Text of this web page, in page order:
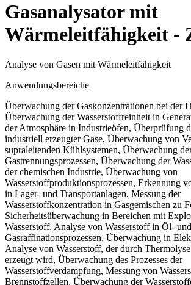
Gasanalysator mit
Wärmeleitfähigkeit -
Analyse von Gasen mit Wärmeleitfähigkeit
Anwendungsbereiche
Überwachung der Gaskonzentrationen bei der
Überwachung der Wasserstoffreinheit in
der Atmosphäre in Industrieöfen, Überprüfung
industriell erzeugter Gase, Überwachung von
supraleitenden Kühlsystemen, Überwachung
Gastrennungsprozessen, Überwachung der
der chemischen Industrie, Überwachung von
Wasserstoffproduktionsprozessen, Erkennung
in Lager- und Transportanlagen, Messung der
Wasserstoffkonzentration in Gasgemischen zu
Sicherheitsüberwachung in Bereichen mit
Wasserstoff, Analyse von Wasserstoff in Öl- und
Gasraffinationsprozessen, Überwachung in
Analyse von Wasserstoff, der durch
erzeugt wird, Überwachung des Prozesses der
Wasserstoffverdampfung, Messung von
Brennstoffzellen, Überwachung der